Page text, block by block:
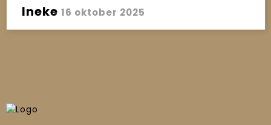
Ineke 16 oktober 2025